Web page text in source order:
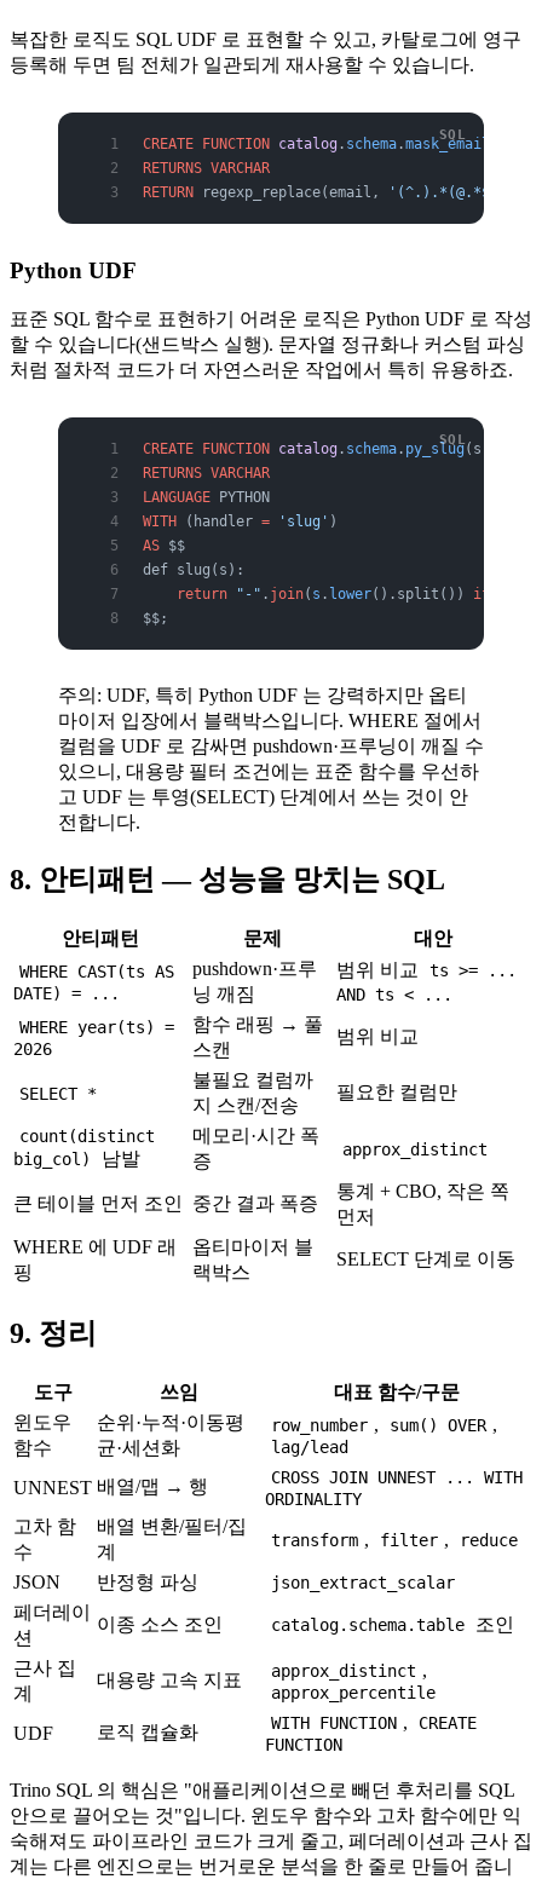
복잡한 로직도 SQL UDF 로 표현할 수 있고, 카탈로그에 영구
등록해 두면 팀 전체가 일관되게 재사용할 수 있습니다.
CREATE FUNCTION catalog . schema .mask_email
RETURNS VARCHAR
RETURN regexp_replace(email, '(^.).*(@.*$)'
Python UDF
표준 SQL 함수로 표현하기 어려운 로직은 Python UDF 로 작성
할 수 있습니다(샌드박스 실행). 문자열 정규화나 커스텀 파싱
처럼 절차적 코드가 더 자연스러운 작업에서 특히 유용하죠.
CREATE FUNCTION catalog . schema . py_slug(s
RETURNS VARCHAR
LANGUAGE PYTHON
WITH (handler = 'slug' )
AS $$
def slug(s):
    return
"-" . join( s . lower().split()) if
$$;
주의: UDF, 특히 Python UDF 는 강력하지만 옵티
마이저 입장에서 블랙박스입니다. WHERE 절에서
컬럼을 UDF 로 감싸면 pushdown·프루닝이 깨질 수
있으니, 대용량 필터 조건에는 표준 함수를 우선하
고 UDF 는 투영(SELECT) 단계에서 쓰는 것이 안
전합니다.
8. 안티패턴 — 성능을 망치는 SQL
안티패턴 문제 대안
WHERE CAST(ts AS
DATE) = ...
pushdown·프루
닝 깨짐
범위 비교
ts >= ...
AND ts < ...
WHERE year(ts) =
2026
함수 래핑 → 풀
스캔
범위 비교
SELECT *
불필요 컬럼까
지 스캔/전송
필요한 컬럼만
count(distinct
big_col)
남발
메모리·시간 폭
증
approx_distinct
큰 테이블 먼저 조인 중간 결과 폭증
통계 + CBO, 작은 쪽
먼저
WHERE 에 UDF 래
핑
옵티마이저 블
랙박스
SELECT 단계로 이동
9. 정리
도구 쓰임
대표 함수/구문
윈도우
함수
순위·누적·이동평
균·세션화
row_number , sum() OVER ,
lag/lead
UNNEST 배열/맵 → 행
CROSS JOIN UNNEST ... WITH
ORDINALITY
고차 함
수
배열 변환/필터/집
계
transform , filter , reduce
JSON 반정형 파싱 json_extract_scalar
페더레이
션
이종 소스 조인 catalog.schema.table 조인
근사 집
계
대용량 고속 지표 approx_distinct ,
approx_percentile
UDF 로직 캡슐화 WITH FUNCTION ,
CREATE
FUNCTION
Trino SQL 의 핵심은 "애플리케이션으로 빼던 후처리를 SQL
안으로 끌어오는 것"입니다. 윈도우 함수와 고차 함수에만 익
숙해져도 파이프라인 코드가 크게 줄고, 페더레이션과 근사 집
계는 다른 엔진으로는 번거로운 분석을 한 줄로 만들어 줍니